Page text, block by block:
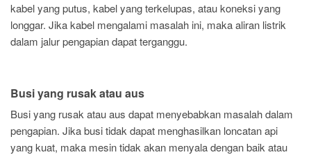
kabel yang putus, kabel yang terkelupas, atau koneksi yang
longgar. Jika kabel mengalami masalah ini, maka aliran listrik
dalam jalur pengapian dapat terganggu.
Busi yang rusak atau aus
Busi yang rusak atau aus dapat menyebabkan masalah dalam
pengapian. Jika busi tidak dapat menghasilkan loncatan api
yang kuat, maka mesin tidak akan menyala dengan baik atau